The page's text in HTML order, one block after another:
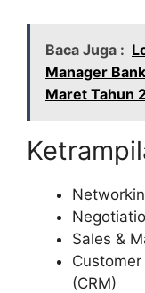
Baca Juga :
Manager
Maret Tahun
Sales &
(CRM)